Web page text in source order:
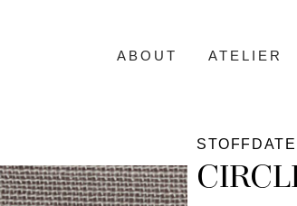
ABOUT ATELIER